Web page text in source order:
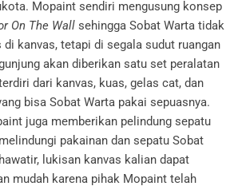
Mopaint sendiri mengusung konsep
On The Wall sehingga Sobat Warta tidak
di kanvas, tetapi di segala sudut ruangan
akan diberikan satu set peralatan
dari kanvas, kuas, gelas cat, dan
bisa Sobat Warta pakai sepuasnya.
juga memberikan pelindung sepatu
pakainan dan sepatu Sobat
lukisan kanvas kalian dapat
mudah karena pihak Mopaint telah